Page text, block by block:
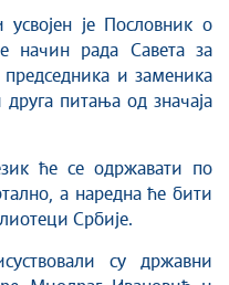
усвојен је Пословник о
начин рада Савета за
председника и заменика
питања од значаја
ће се одржавати по
а наредна ће бити
Србије.
су државни